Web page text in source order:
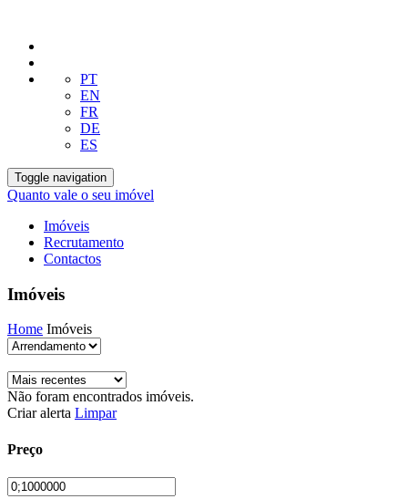
PT
EN
FR
DE
ES
Toggle navigation
Quanto vale o seu imóvel
Imóveis
Recrutamento
Contactos
Imóveis
Home Imóveis
Não foram encontrados imóveis.
Criar alerta Limpar
Preço